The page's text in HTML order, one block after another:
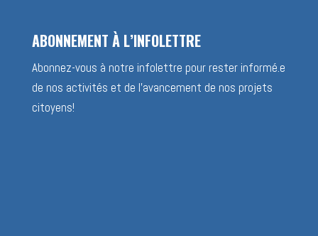
ABONNEMENT À L’INFOLETTRE
Abonnez-vous à notre infolettre pour rester informé.e
de nos activités et de l’avancement de nos projets
citoyens!